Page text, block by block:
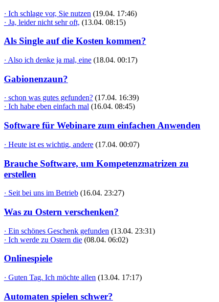
· Ich schlage vor, Sie nutzen (19.04. 17:46)
· Ja, leider nicht sehr oft, (13.04. 08:15)
Als Single auf die Kosten kommen?
· Also ich denke ja mal, eine (18.04. 00:17)
Gabionenzaun?
· schon was gutes gefunden? (17.04. 16:39)
· Ich habe eben einfach mal (16.04. 08:45)
Software für Webinare zum einfachen Anwenden
· Heute ist es wichtig, andere (17.04. 00:07)
Brauche Software, um Kompetenzmatrizen zu
erstellen
· Seit bei uns im Betrieb (16.04. 23:27)
Was zu Ostern verschenken?
· Ein schönes Geschenk gefunden (13.04. 23:31)
· Ich werde zu Ostern die (08.04. 06:02)
Onlinespiele
· Guten Tag. Ich möchte allen (13.04. 17:17)
Automaten spielen schwer?